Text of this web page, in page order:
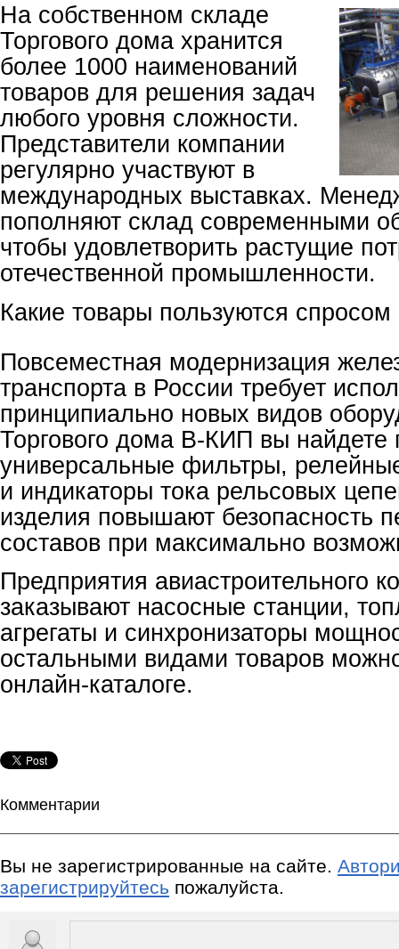
На собственном складе
Торгового дома хранится
более 1000 наименований
товаров для решения задач
любого уровня сложности.
Представители компании
регулярно участвуют в
международных выставках.
пополняют склад современными
чтобы удовлетворить растущие
отечественной промышленности.
Какие товары пользуются спросом
Повсеместная модернизация
транспорта в России требует
принципиально новых видов
Торгового дома В-КИП вы найдете
универсальные фильтры,
и индикаторы тока рельсовых
изделия повышают безопасность
составов при максимально
Предприятия авиастроительного
заказывают насосные станции,
агрегаты и синхронизаторы
остальными видами товаров
онлайн-каталоге.
Комментарии
Вы не зарегистрированные на сайте.
зарегистрируйтесь пожалуйста.